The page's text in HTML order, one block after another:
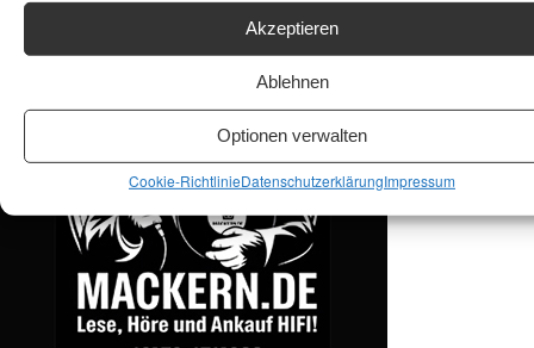
Akzeptieren
Ablehnen
Optionen verwalten
Cookie-RichtlinieDatenschutzerklärungImpressum